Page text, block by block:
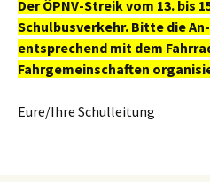
Der ÖPNV-Streik vom 13. bis
Schulbusverkehr. Bitte die
entsprechend mit dem
Fahrgemeinschaften
Eure/Ihre Schulleitung